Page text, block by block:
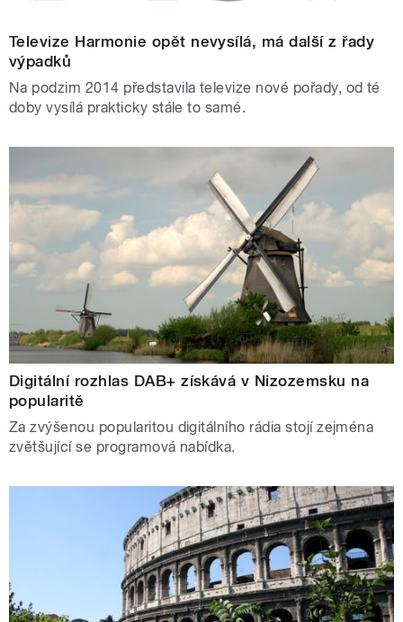
Televize Harmonie opět nevysílá, má další z řady
výpadků
Na podzim 2014 představila televize nové pořady, od té
doby vysílá prakticky stále to samé.
Digitální rozhlas DAB+ získává v Nizozemsku na
popularitě
Za zvýšenou popularitou digitálního rádia stojí zejména
zvětšující se programová nabídka.